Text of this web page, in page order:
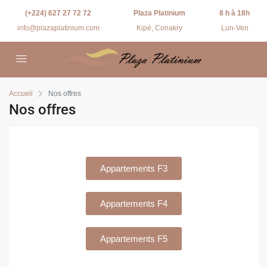
(+224) 627 27 72 72
info@plazaplatinium.com
Plaza Platinium
Kipé, Conakry
8 h à 18h
Lun-Ven
Accueil Nos offres
Nos offres
Appartements F3
Appartements F4
Appartements F5